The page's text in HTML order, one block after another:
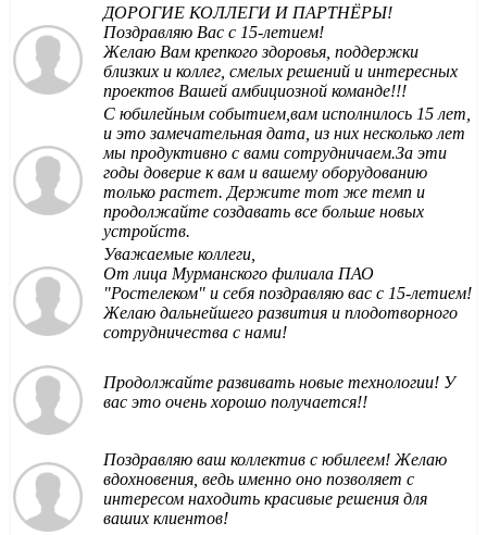
ДОРОГИЕ КОЛЛЕГИ И ПАРТНЁРЫ!
Поздравляю Вас с 15-летием!
Желаю Вам крепкого здоровья, поддержки
близких и коллег, смелых решений и интересных
проектов Вашей амбициозной команде!!!
С юбилейным событием,вам исполнилось 15 лет,
и это замечательная дата, из них несколько лет
мы продуктивно с вами сотрудничаем.За эти
годы доверие к вам и вашему оборудованию
только растет. Держите тот же темп и
продолжайте создавать все больше новых
устройств.
Уважаемые коллеги,
От лица Мурманского филиала ПАО
"Ростелеком" и себя поздравляю вас с 15-летием!
Желаю дальнейшего развития и плодотворного
сотрудничества с нами!
Продолжайте развивать новые технологии! У
вас это очень хорошо получается!!
Поздравляю ваш коллектив с юбилеем! Желаю
вдохновения, ведь именно оно позволяет с
интересом находить красивые решения для
ваших клиентов!